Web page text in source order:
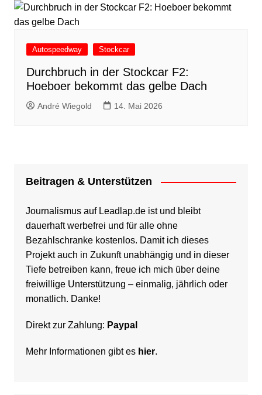
Autospeedway Stockcar
Durchbruch in der Stockcar F2:
Hoeboer bekommt das gelbe Dach
André Wiegold 14. Mai 2026
Beitragen & Unterstützen
Journalismus auf Leadlap.de ist und bleibt
dauerhaft werbefrei und für alle ohne
Bezahlschranke kostenlos. Damit ich dieses
Projekt auch in Zukunft unabhängig und in dieser
Tiefe betreiben kann, freue ich mich über deine
freiwillige Unterstützung – einmalig, jährlich oder
monatlich. Danke!
Direkt zur Zahlung: Paypal
Mehr Informationen gibt es hier.